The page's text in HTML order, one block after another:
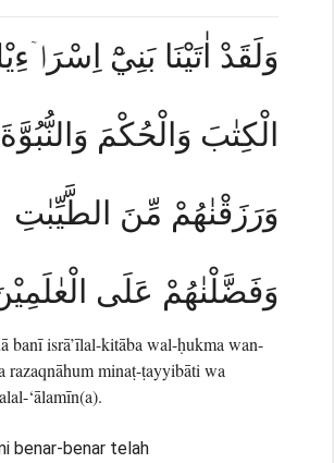
وَلَقَدْ اٰتَيْنَا بَنِيْٓ
الْكِتٰبَ وَالْحُكْمَ وَالنُّبُوَّةَ
وَرَزَقْنٰهُمْ مِّنَ الطَّيِّبٰتِ
وَفَضَّلْنٰهُمْ عَلَى
banī isrā’īlal-kitāba wal-ḥukma wan-
razaqnāhum minaṭ-ṭayyibāti wa
‘ālamīn(a).
benar-benar telah